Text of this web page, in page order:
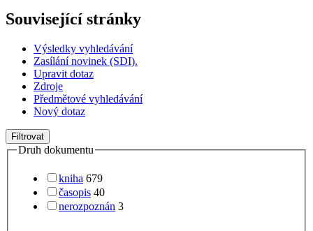
Související stránky
Výsledky vyhledávání
Zasílání novinek (SDI).
Upravit dotaz
Zdroje
Předmětové vyhledávání
Nový dotaz
Filtrovat
Druh dokumentu
kniha 679
časopis 40
nerozpoznán 3